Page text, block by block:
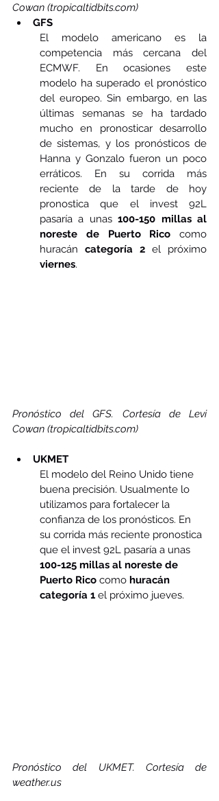
Cowan (tropicaltidbits.com)
GFS
El modelo americano es la
competencia más cercana del
ECMWF. En ocasiones este
modelo ha superado el pronóstico
del europeo. Sin embargo, en las
últimas semanas se ha tardado
mucho en pronosticar desarrollo
de sistemas, y los pronósticos de
Hanna y Gonzalo fueron un poco
erráticos. En su corrida más
reciente de la tarde de hoy
pronostica que el invest 92L
pasaría a unas 100-150 millas al
noreste de Puerto Rico como
huracán categoría 2
viernes.
Pronóstico del GFS. Cortesía de Levi
Cowan (tropicaltidbits.com)
UKMET
El modelo del Reino Unido tiene
buena precisión. Usualmente lo
utilizamos para fortalecer la
confianza de los pronósticos. En
su corrida más reciente pronostica
que el invest 92L pasaría a unas
100-125 millas al noreste de
Puerto Rico como huracán
categoría 1 el próximo jueves.
Pronóstico del UKMET. Cortesía de
weather.us